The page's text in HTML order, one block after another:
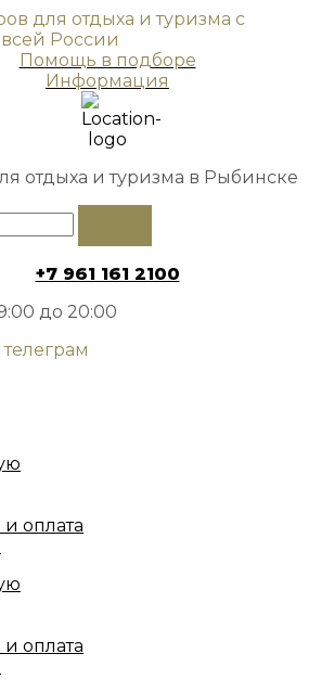
для отдыха и туризма с
России
Помощь в подборе
Информация
отдыха и туризма в Рыбинске
+7 961 161 2100
до 20:00
оплата
оплата